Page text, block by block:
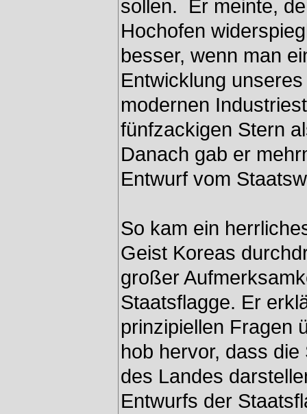
sollen. Er meinte,
Hochofen
besser, wenn man
Entwicklung
modernen
fünfzackigen Stern
Danach gab er
Entwurf vom
So kam ein
Geist Koreas
großer
Staatsflagge. Er
prinzipiellen Fragen
hob hervor, dass
des Landes
Entwurfs der